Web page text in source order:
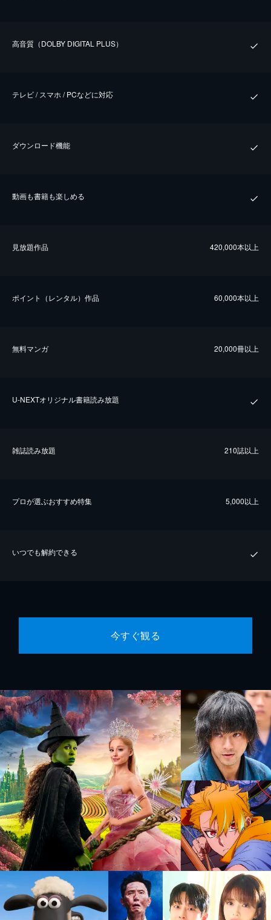
⾼⾳質（DOLBY DIGITAL PLUS）
テレビ / スマホ / PCなどに対応
ダウンロード機能
動画も書籍も楽しめる
⾒放題作品 420,000本以上
ポイント（レンタル）作品 60,000本以上
無料マンガ 20,000冊以上
U-NEXTオリジナル書籍読み放題
雑誌読み放題 210誌以上
プロが選ぶおすすめ特集 5,000以上
いつでも解約できる
今すぐ観る